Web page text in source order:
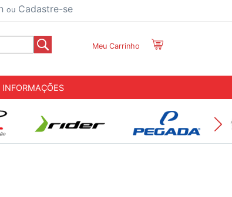
ou Cadastre-se
Meu Carrinho
INFORMAÇÕES